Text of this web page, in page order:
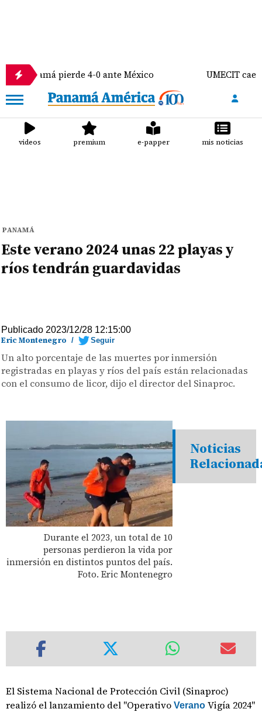
4-0 ante México UMECIT cae ante
videos premium e-papper mis noticias
PANAMÁ
Este verano 2024 unas 22 playas y
ríos tendrán guardavidas
Publicado 2023/12/28 12:15:00
Eric Montenegro / Seguir
Un alto porcentaje de las muertes por inmersión
registradas en playas y ríos del país están relacionadas
con el consumo de licor, dijo el director del Sinaproc.
Durante el 2023, un total de 10
personas perdieron la vida por
inmersión en distintos puntos del país.
Foto. Eric Montenegro
Noticias
El Sistema Nacional de Protección Civil (Sinaproc)
realizó el lanzamiento del "Operativo Verano Vigía 2024"